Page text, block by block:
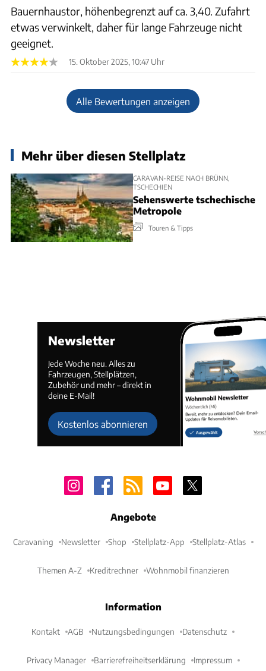
Bauernhaustor, höhenbegrenzt auf ca. 3,40. Zufahrt
etwas verwinkelt, daher für lange Fahrzeuge nicht
geeignet.
15. Oktober 2025, 10:47 Uhr
Alle Bewertungen anzeigen
Mehr über diesen Stellplatz
CARAVAN-REISE NACH BRÜNN,
TSCHECHIEN
Sehenswerte tschechische
Metropole
Touren & Tipps
Newsletter
Jede Woche neu. Alles zu
Fahrzeugen, Stellplätzen,
Zubehör und mehr – direkt in
deine E-Mail!
Kostenlos abonnieren
Angebote
Caravaning Newsletter Shop Stellplatz-App Stellplatz-Atlas
Themen A-Z Kreditrechner Wohnmobil finanzieren
Information
Kontakt AGB Nutzungsbedingungen Datenschutz
Privacy Manager Barrierefreiheitserklärung Impressum